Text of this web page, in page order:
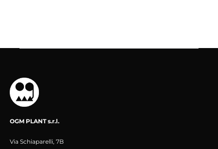
OGM PLANT s.r.l.
Via Schiaparelli, 7B